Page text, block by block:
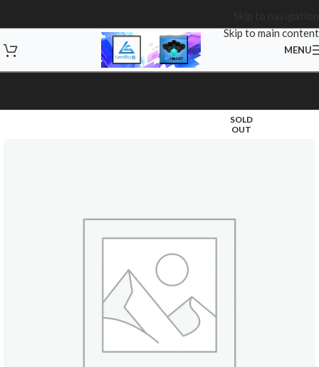
Skip to main content
MENU
SOLD
OUT